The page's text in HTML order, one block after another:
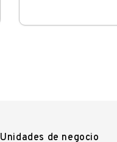
Unidades de negocio